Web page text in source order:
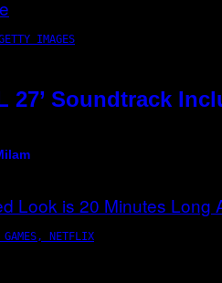
IMAGES
27’ Soundtrack
GAMES, NETFLIX